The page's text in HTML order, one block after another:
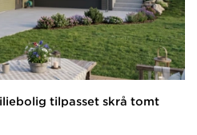
tilpasset skrå tomt